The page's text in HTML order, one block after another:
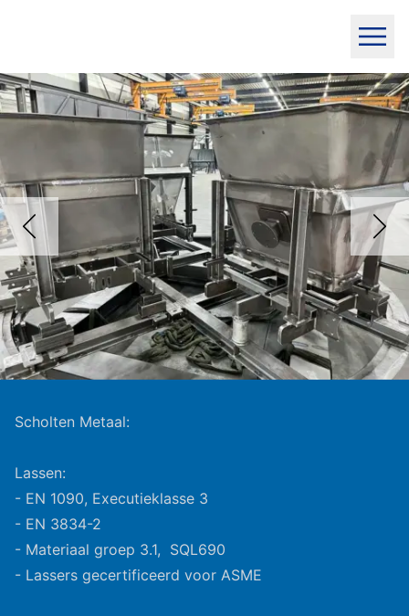
Scholten Metaal:
Lassen:
- EN 1090, Executieklasse 3
- EN 3834-2
- Materiaal groep 3.1, SQL690
- Lassers gecertificeerd voor ASME